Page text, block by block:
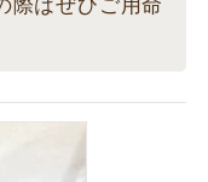
際はぜひご用命